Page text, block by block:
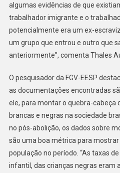
algumas evidências de que
trabalhador imigrante e o
potencialmente era um ex-
um grupo que entrou e outro que
anteriormente”, comenta Thales
O pesquisador da FGV-EESP
as documentações encontradas
ele, para montar o quebra-cabeça
brancas e negras na sociedade
no pós-abolição, os dados sobre
são uma boa métrica para
população no período. “As taxas
infantil, das crianças negras eram